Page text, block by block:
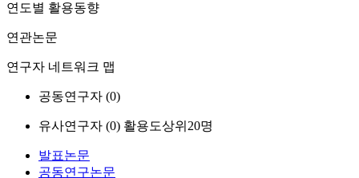
연도별 활용동향
연관논문
연구자 네트워크 맵
공동연구자 (0)
유사연구자 (0) 활용도상위20명
발표논문
공동연구논문